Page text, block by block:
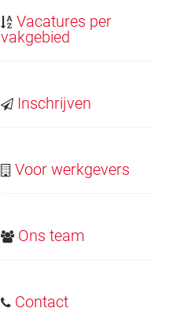
Vacatures per
vakgebied
Inschrijven
Voor werkgevers
Ons team
Contact